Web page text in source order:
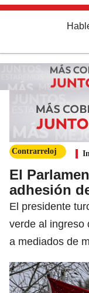
Contrarreloj
El
adhesión
El presidente
verde al ingreso
a mediados de